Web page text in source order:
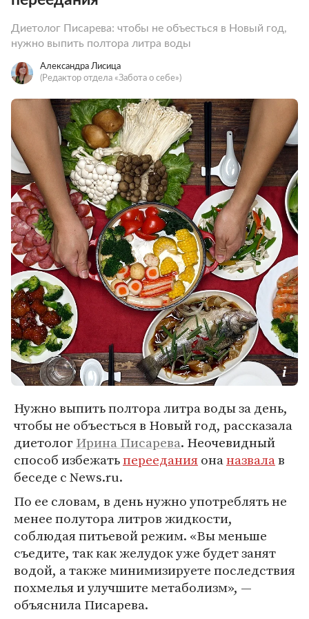
Диетолог Писарева: чтобы не объесться в Новый год,
нужно выпить полтора литра воды
Александра Лисица
(Редактор отдела «Забота о себе»)
Нужно выпить полтора литра воды за день,
чтобы не объесться в Новый год, рассказала
диетолог Ирина Писарева. Неочевидный
способ избежатьперееданияонаназвалав
беседе с News.ru.
По ее словам, в день нужно употреблять не
менее полутора литров жидкости,
соблюдая питьевой режим. «Вы меньше
съедите, так как желудок уже будет занят
водой, а также минимизируете последствия
похмелья и улучшите метаболизм», —
объяснила Писарева.